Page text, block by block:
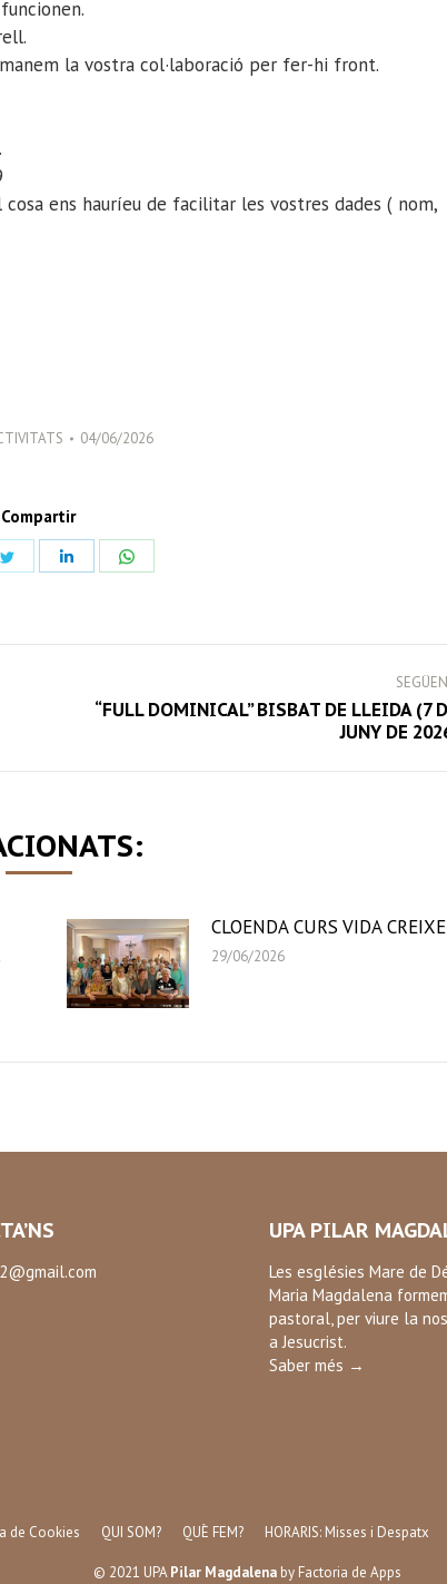
la vostra col·laboració per fer-hi front.
ens hauríeu de facilitar les vostres dades ( nom,
04/06/2026
Compartir
Share
Share
Next“FULL DOMINICAL” BISBAT DE LLEIDA (7
JUNY DE
CLOENDA CURS VIDA
29/06/2026
UPA PILAR
Les esglésies Mare de
Maria Magdalena
pastoral, per viure la
a Jesucrist.
Saber més →
de Cookies QUI SOM? QUÈ FEM? HORARIS: Misses i Despatx
© 2021 UPAPilar Magdalenaby Factoria de Apps